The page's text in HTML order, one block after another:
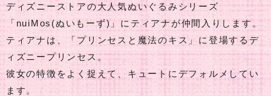
ディズニーストアの大人気ぬいぐるみシリーズ
「nuiMos(ぬいもーず)」にティアナが仲間入りします。
ティアナは、「プリンセスと魔法のキス」に登場するデ
ィズニープリンセス。
彼女の特徴をよく捉えて、キュートにデフォルメしてい
ます。